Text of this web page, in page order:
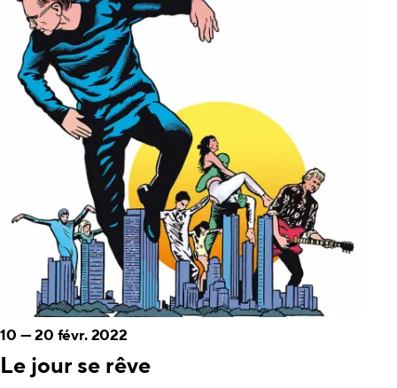
Le jour se rêve
10 —20 févr. 2022